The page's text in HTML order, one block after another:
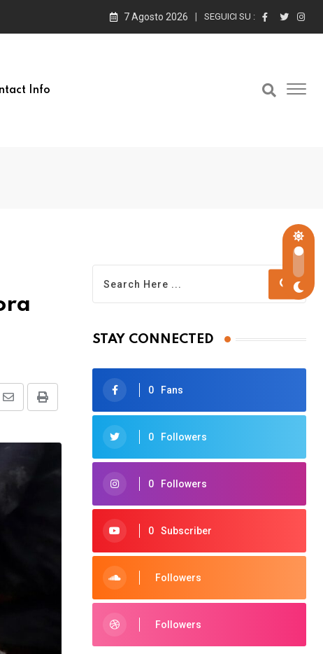
7 Agosto 2026 SEGUICI SU :
Info
Print
Share
Email
STAY CONNECTED
0 Fans
0 Followers
0 Followers
0 Subscriber
Followers
Followers